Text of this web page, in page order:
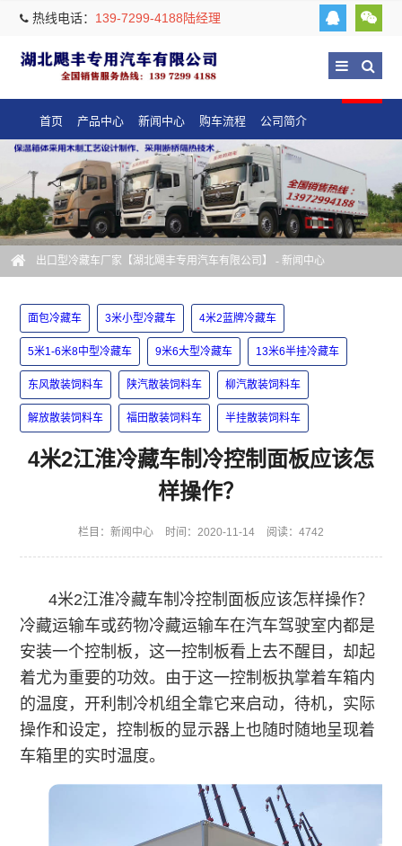
热线电话： 139-7299-4188陆经理
首页 产品中心 新闻中心 购车流程 公司简介
出口型冷藏车厂家【湖北飓丰专用汽车有限公司】 - 新闻中心
面包冷藏车 3米小型冷藏车 4米2蓝牌冷藏车
5米1-6米8中型冷藏车 9米6大型冷藏车 13米6半挂冷藏车
东风散装饲料车 陕汽散装饲料车 柳汽散装饲料车
解放散装饲料车 福田散装饲料车 半挂散装饲料车
4米2江淮冷藏车制冷控制面板应该怎
样操作？
栏目： 新闻中心 时间：2020-11-14 阅读：4742
4米2江淮冷藏车制冷控制面板应该怎样操作？
冷藏运输车或药物冷藏运输车在汽车驾驶室内都是
安装一个控制板，这一控制板看上去不醒目，却起
着尤为重要的功效。由于这一控制板执掌着车箱内
的温度，开利制冷机组全靠它来启动，待机，实际
操作和设定，控制板的显示器上也随时随地呈现着
车箱里的实时温度。